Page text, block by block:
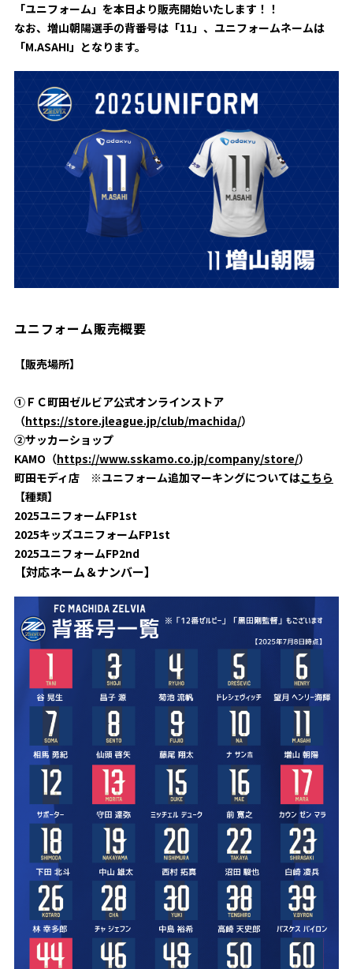
ホームタウン活動
アカデミー
スクール
その他
️スタジアムを知る
スタジアムアクセス
スタジアムマップ
観戦方法を知る
スタジアム観戦ガイド
観戦マナー＆ルール
ビジターサポーターの皆様へ
ファンクラブ
クラブゼルビスタへの入会
シーズンシート
ＦＣ町田ゼルビアをサポート
トレーニングの見学・ファンサービス
ボランティア
ＦＣ町田ゼルビアカレンダー
グッズを買うトップ
オンラインストア
ユニフォーム
ホームタウン
ホームタウントップ
ゼルビアアシスト募集
ゼルビアアシスト協賛企業一覧
ゼルナビ
ゼル塾
ＦＣ町田ゼルビアスポーツクラブ
ゼルビアフットサルパーク
パートナー
パートナートップ
パートナー企業一覧
お問い合わせ 利用規約 肖像権・ロゴについて
「ユニフォーム」 を本日より販売開始いたします！！
なお、増山朝陽選手の背番号は「11」、ユニフォームネームは
「M.ASAHI」となります。
ユニフォーム販売概要
【販売場所】
①ＦＣ町田ゼルビア公式オンラインストア
（https://store.jleague.jp/club/machida/）
②サッカーショップ
KAMO（https://www.sskamo.co.jp/company/store/）
町田モディ店 ※ユニフォーム追加マーキングについてはこちら
【種類】
2025ユニフォームFP1st
2025キッズユニフォームFP1st
2025ユニフォームFP2nd
【対応ネーム＆ナンバー】